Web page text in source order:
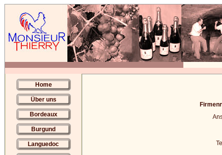
Home
Über uns
Bordeaux
Burgund
Languedoc